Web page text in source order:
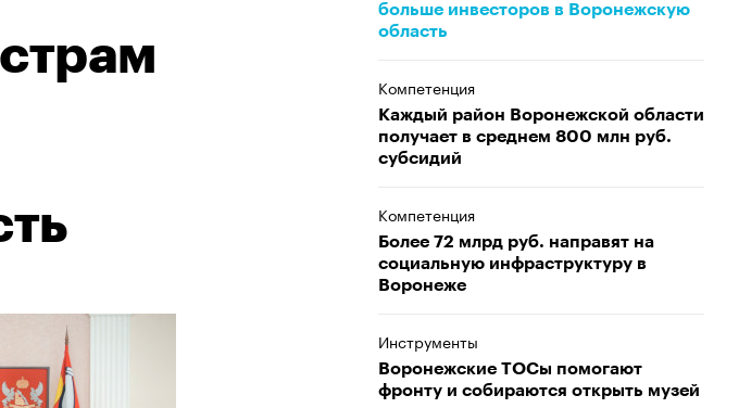
больше инвесторов в Воронежскую
область
Компетенция
Каждый район Воронежской области
получает в среднем 800 млн руб.
субсидий
Компетенция
Более 72 млрд руб. направят на
социальную инфраструктуру в
Воронеже
Инструменты
Воронежские ТОСы помогают
фронту и собираются открыть музей